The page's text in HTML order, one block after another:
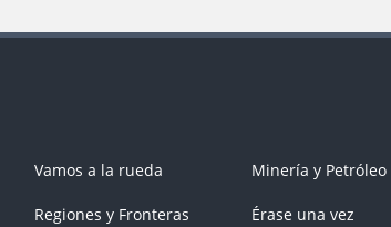
Vamos a la rueda
Regiones y Fronteras
Minería y Petróleo
Érase una vez